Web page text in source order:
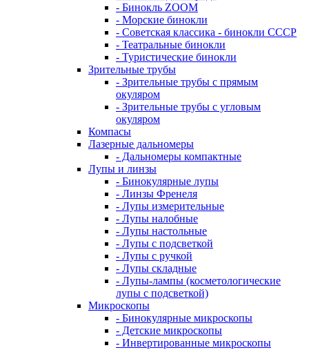
- Бинокль ZOOM
- Морские бинокли
- Советская классика - бинокли СССР
- Театральные бинокли
- Туристические бинокли
Зрительные трубы
- Зрительные трубы с прямым
окуляром
- Зрительные трубы с угловым
окуляром
Компасы
Лазерные дальномеры
- Дальномеры компактные
Лупы и линзы
- Бинокулярные лупы
- Линзы Френеля
- Лупы измерительные
- Лупы налобные
- Лупы настольные
- Лупы с подсветкой
- Лупы с ручкой
- Лупы складные
- Лупы-лампы (косметологические
лупы с подсветкой)
Микроскопы
- Бинокулярные микроскопы
- Детские микроскопы
- Инвертированные микроскопы